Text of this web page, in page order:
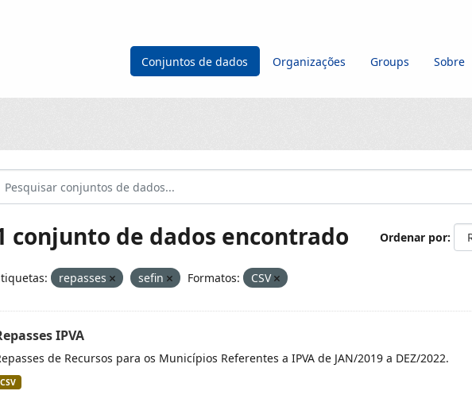
Conjuntos de dados Organizações Groups Sobre
Ordenar por
conjunto de dados encontrado
repasses sefin Formatos: CSV
IPVA
de Recursos para os Municípios Referentes a IPVA de JAN/2019 a DEZ/2022.
CSV